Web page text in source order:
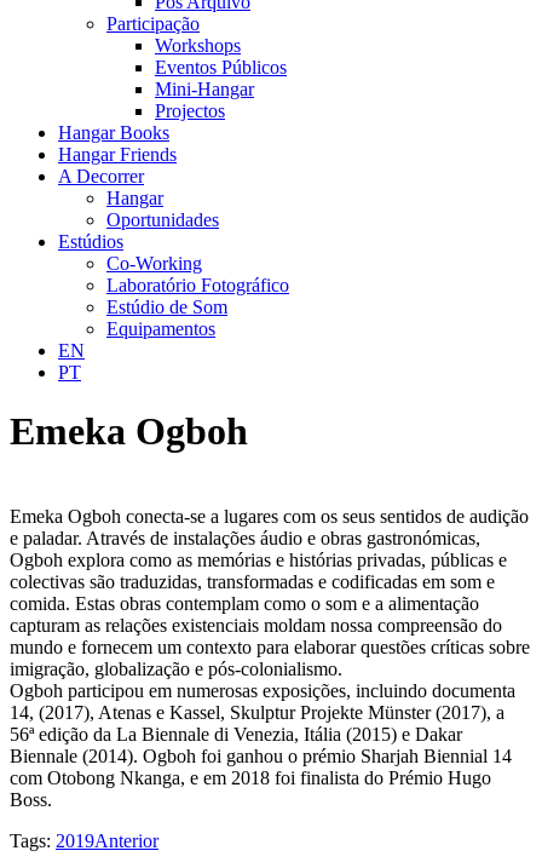
Participação
Workshops
Eventos Públicos
Mini-Hangar
Projectos
Hangar Books
Hangar Friends
A Decorrer
Hangar
Oportunidades
Estúdios
Co-Working
Laboratório Fotográfico
Estúdio de Som
Equipamentos
EN
PT
Emeka Ogboh
Emeka Ogboh conecta-se a lugares com os seus sentidos de audição
e paladar. Através de instalações áudio e obras gastronómicas,
Ogboh explora como as memórias e histórias privadas, públicas e
colectivas são traduzidas, transformadas e codificadas em som e
comida. Estas obras contemplam como o som e a alimentação
capturam as relações existenciais moldam nossa compreensão do
mundo e fornecem um contexto para elaborar questões críticas sobre
imigração, globalização e pós-colonialismo.
Ogboh participou em numerosas exposições, incluindo documenta
14, (2017), Atenas e Kassel, Skulptur Projekte Münster (2017), a
56ª edição da La Biennale di Venezia, Itália (2015) e Dakar
Biennale (2014). Ogboh foi ganhou o prémio Sharjah Biennial 14
com Otobong Nkanga, e em 2018 foi finalista do Prémio Hugo
Boss.
Tags: 2019Anterior